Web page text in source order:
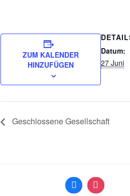
ZUM KALENDER
HINZUFÜGEN
Datum:
27 Juni
Geschlossene Gesellschaft